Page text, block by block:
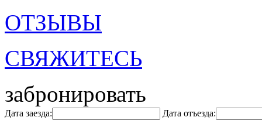
ОТЗЫВЫ
СВЯЖИТЕСЬ
забронировать
Дата заезда: Дата отъезда: